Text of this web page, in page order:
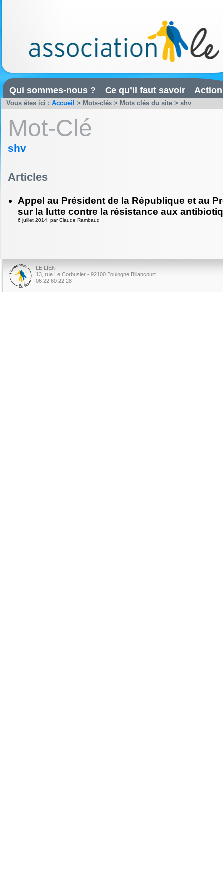
Qui sommes-nous ? Ce qu’il faut savoir
Vous êtes ici : Accueil > Mots-clés > Mots clés du site > shv
Mot-Clé
shv
Articles
Appel au Président de la République et au
sur la lutte contre la résistance aux
6 juillet 2014, par Claude Rambaud
LE LIEN
13, rue Le Corbusier - 92100 Boulogne Billancourt
06 22 60 22 28